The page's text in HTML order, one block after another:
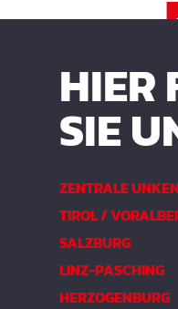
HIER
SIE
ZENTRALE
TIROL /
SALZBURG
LINZ-PASCHING
HERZOGENBURG